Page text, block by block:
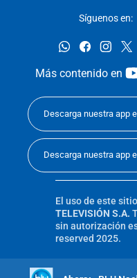
Síguenos en:
whatsappfacebook
Más contenido en
Descarga nuestra app
Descarga nuestra app
El uso de este
TELEVISIÓN S.A.
sin autorización
reserved 2025.